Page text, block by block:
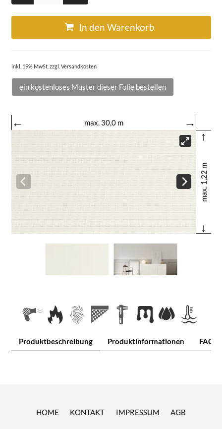
In den Warenkorb
inkl. 19% MwSt. zzgl. Versandkosten
ein kostenloses Muster dieser Folie bestellen
← max. 30,0 m
→
↑
max. 1,22 m
↓
Produktbeschreibung Produktinformationen FAQ
HOME KONTAKT IMPRESSUM AGB